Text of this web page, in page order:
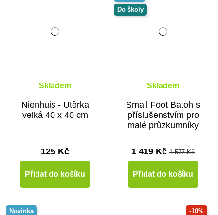
Skladem
Nienhuis - Utěrka
velká 40 x 40 cm
125 Kč
Přidat do košíku
Do školy
Skladem
Small Foot Batoh s
příslušenstvím pro
malé průzkumníky
1 419 Kč 1 577 Kč
Přidat do košíku
Novinka -10%